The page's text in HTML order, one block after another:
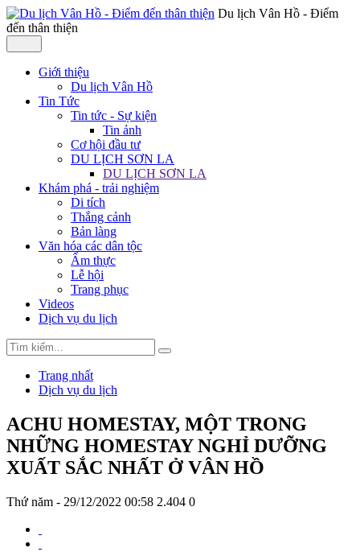
Du lịch Vân Hồ - Điểm
đến thân thiện
Giới thiệu
Du lịch Vân Hồ
Tin Tức
Tin tức - Sự kiện
Tin ảnh
Cơ hội đầu tư
DU LỊCH SƠN LA
DU LỊCH SƠN LA
Khám phá - trải nghiệm
Di tích
Thắng cảnh
Bản làng
Văn hóa các dân tộc
Ẩm thực
Lễ hội
Trang phục
Videos
Dịch vụ du lịch
Trang nhất
Dịch vụ du lịch
ACHU HOMESTAY, MỘT TRONG
NHỮNG HOMESTAY NGHỈ DƯỠNG
XUẤT SẮC NHẤT Ở VÂN HỒ
Thứ năm - 29/12/2022 00:58 2.404 0